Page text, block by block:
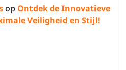
op Ontdek de Innovatieve
Veiligheid en Stijl!